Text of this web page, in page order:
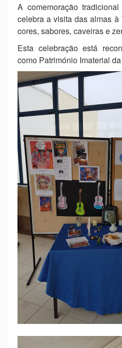
A comemoração
celebra a visita das almas à
cores, sabores, caveiras e
Esta celebração está
como Património Imaterial